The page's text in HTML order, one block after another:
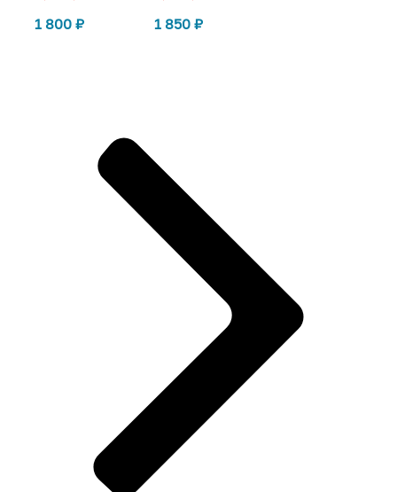
1 800₽ 1 850 ₽